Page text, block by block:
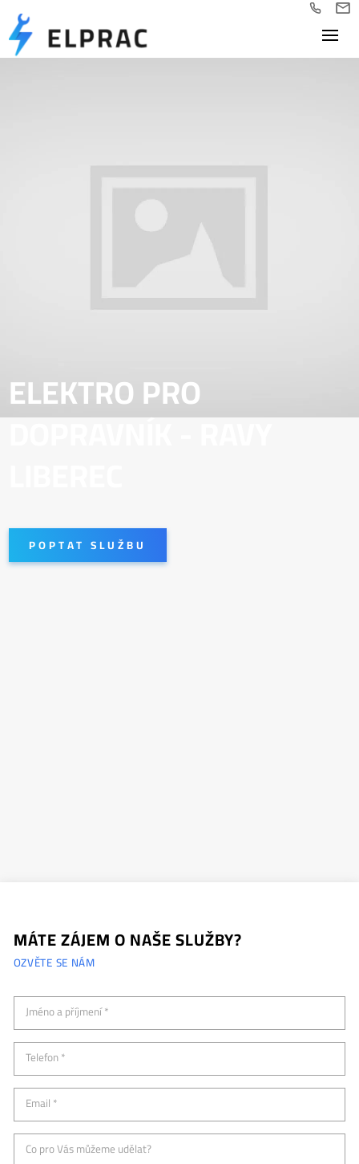
ELEKTRO PRO
DOPRAVNÍK - RAVY
POPTAT SLUŽBU
MÁTE ZÁJEM O NAŠE SLUŽBY?
OZVĚTE SE NÁM
Jméno a příjmení *
Telefon *
Email *
Co pro Vás můžeme udělat?